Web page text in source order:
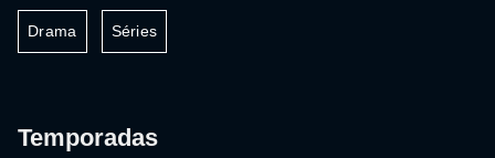
Drama Séries
Temporadas